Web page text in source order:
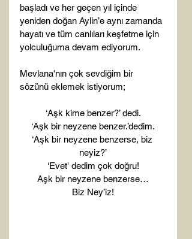
başladı ve her geçen yıl içinde
yeniden doğan Aylin’e aynı zamanda
hayatı ve tüm canlıları keşfetme için
yolculuğuma devam ediyorum.
Mevlana'nın çok sevdiğim bir
‘Aşk kime benzer?’ dedi.
‘Aşk bir neyzene benzer.’dedim.
‘Aşk bir neyzene benzerse, biz
neyiz?’
‘Evet' dedim çok doğru!
Aşk bir neyzene benzerse…
Biz Ney’iz!